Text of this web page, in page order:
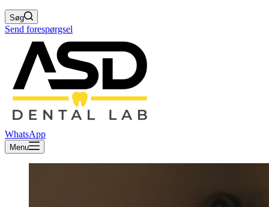
Søg
Send forespørgsel
WhatsApp
Menu